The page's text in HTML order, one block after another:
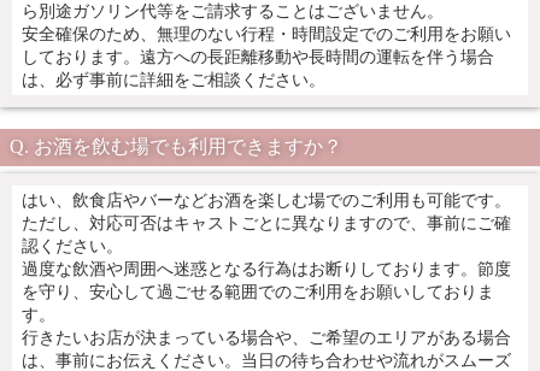
ら別途ガソリン代等をご請求することはございません。
安全確保のため、無理のない行程・時間設定でのご利用をお願い
しております。遠方への長距離移動や長時間の運転を伴う場合
は、必ず事前に詳細をご相談ください。
お酒を飲む場でも利用できますか？
はい、飲食店やバーなどお酒を楽しむ場でのご利用も可能です。
ただし、対応可否はキャストごとに異なりますので、事前にご確
認ください。
過度な飲酒や周囲へ迷惑となる行為はお断りしております。節度
を守り、安心して過ごせる範囲でのご利用をお願いしておりま
す。
行きたいお店が決まっている場合や、ご希望のエリアがある場合
は、事前にお伝えください。当日の待ち合わせや流れがスムーズ